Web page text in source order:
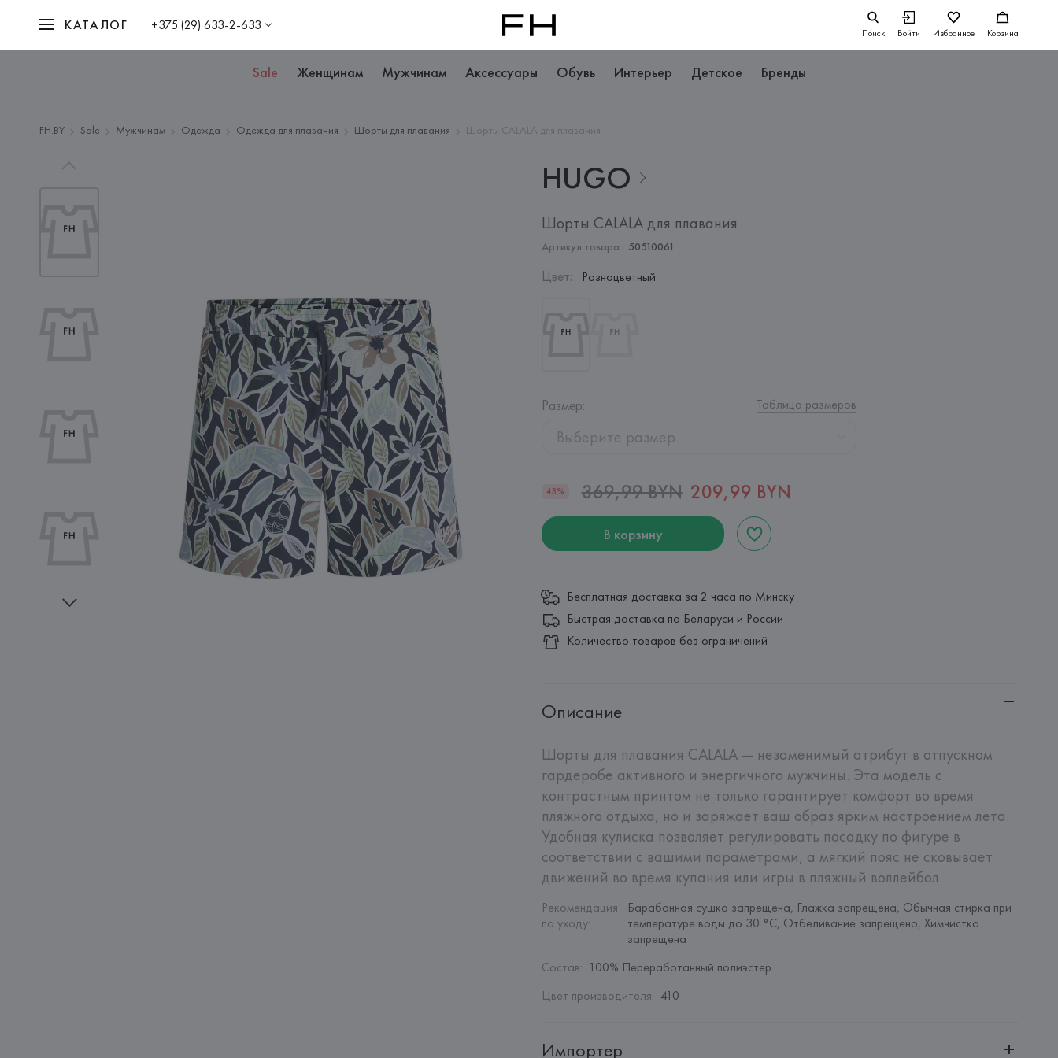
КАТАЛОГ +375 (29) 633-2-633 Поиск Войти Избранное Корзина
Sale Женщинам Мужчинам Аксессуары Обувь Интерьер Детское Бренды
FH.BY Sale Мужчинам Одежда Одежда для плавания Шорты для плавания Шорты CALALA для плавания
HUGO
Шорты CALALA для плавания
Артикул товара: 50510061
Цвет: Разноцветный
Размер: Таблица размеров
Выберите размер
43% 369,99 BYN 209,99 BYN
В корзину
Бесплатная доставка за 2 часа по Минску
Быстрая доставка по Беларуси и России
Количество товаров без ограничений
Описание
Шорты для плавания CALALA — незаменимый атрибут в отпускном
гардеробе активного и энергичного мужчины. Эта модель с
контрастным принтом не только гарантирует комфорт во время
пляжного отдыха, но и заряжает ваш образ ярким настроением лета.
Удобная кулиска позволяет регулировать посадку по фигуре в
соответствии с вашими параметрами, а мягкий пояс не сковывает
движений во время купания или игры в пляжный воллейбол.
Рекомендация
по уходу:
Барабанная сушка запрещена, Глажка запрещена, Обычная стирка при
температуре воды до 30 °C, Отбеливание запрещено, Химчистка
запрещена
Состав: 100% Переработанный полиэстер
Цвет производителя: 410
Импортер